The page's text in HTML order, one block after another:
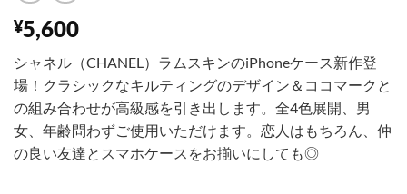
¥5,600
シャネル（CHANEL）ラムスキンのiPhoneケース新作登
場！クラシックなキルティングのデザイン＆ココマークと
の組み合わせが高級感を引き出します。全4色展開、男
女、年齢問わずご使用いただけます。恋人はもちろん、仲
の良い友達とスマホケースをお揃いにしても◎